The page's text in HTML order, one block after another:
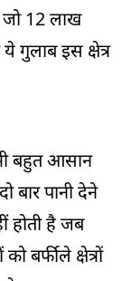
12 लाख
गुलाब इस क्षेत्र
बहुत आसान
बार पानी देने
होती है जब
बर्फीले क्षेत्रों